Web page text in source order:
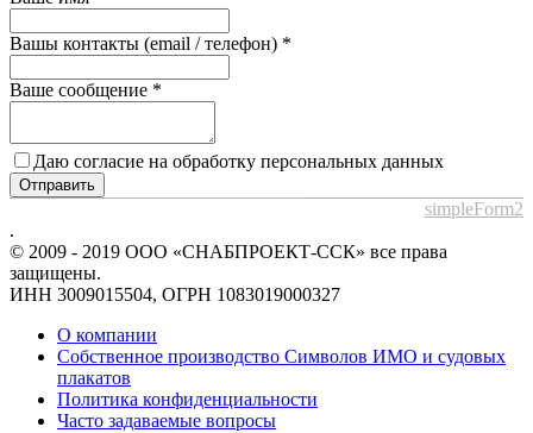
Вашы контакты (email / телефон) *
Ваше сообщение *
Даю согласие на обработку персональных данных
Отправить
simpleForm2
.
© 2009 - 2019 ООО «СНАБПРОЕКТ-ССК» все права
защищены.
ИНН 3009015504, ОГРН 1083019000327
О компании
Собственное производство Символов ИМО и судовых
плакатов
Политика конфиденциальности
Часто задаваемые вопросы